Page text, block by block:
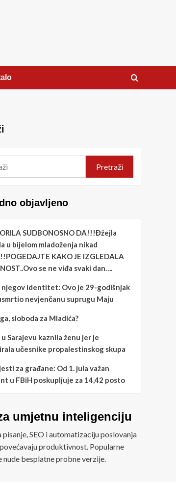
Pretraži
objavljeno
SUDBONOSNO DA!!!Đžejla
u bijelom mladoženja nikad
KAKO JE IZGLEDALA
se ne viđa svaki dan….
njegov identitet: Ovo je 29-godišnjak
nevjenčanu suprugu Maju
sloboda za Mladića?
Sarajevu kaznila ženu jer je
učesnike propalestinskog skupa
za građane: Od 1. jula važan
u FBiH poskupljuje za 14,42 posto
umjetnu inteligenciju
pisanje, SEO i automatizaciju poslovanja
produktivnost. Popularne
besplatne probne verzije.